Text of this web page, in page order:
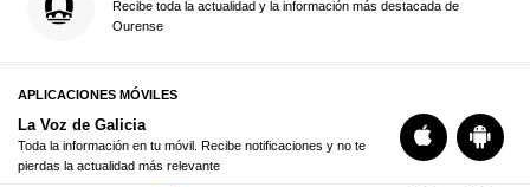
Recibe toda la actualidad y la información más destacada de
Ourense
APLICACIONES MÓVILES
La Voz de Galicia
Toda la información en tu móvil. Recibe notificaciones y no te
pierdas la actualidad más relevante